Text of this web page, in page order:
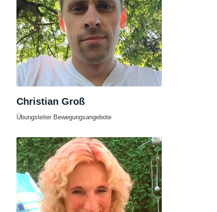
Christian Groß
Übungsleiter Bewegungsangebote